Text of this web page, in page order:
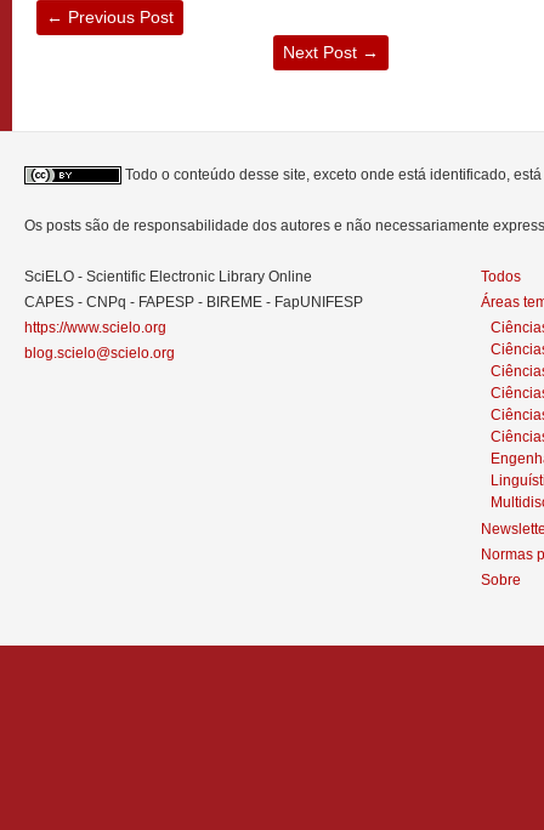
← Previous Post
Next Post →
Todo o conteúdo desse site, exceto onde está identificado,
Os posts são de responsabilidade dos autores e não necessariamente
SciELO - Scientific Electronic Library Online
CAPES - CNPq - FAPESP - BIREME - FapUNIFESP
https://www.scielo.org
blog.scielo@scielo.org
Todos
Áreas
Normas
Sobre